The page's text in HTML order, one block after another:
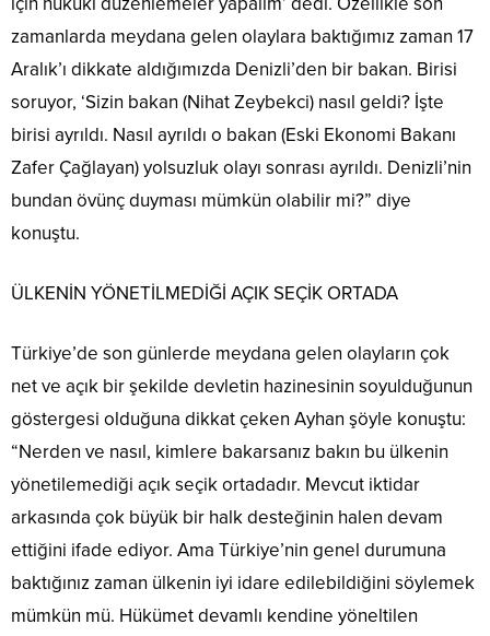
zamanlarda meydana gelen olaylara baktığımız zaman 17
Aralık’ı dikkate aldığımızda Denizli’den bir bakan. Birisi
soruyor, ‘Sizin bakan (Nihat Zeybekci) nasıl geldi? İşte
birisi ayrıldı. Nasıl ayrıldı o bakan (Eski Ekonomi Bakanı
Zafer Çağlayan) yolsuzluk olayı sonrası ayrıldı. Denizli’nin
bundan övünç duyması mümkün olabilir mi?” diye
konuştu.
ÜLKENİN YÖNETİLMEDİĞİ AÇIK SEÇİK ORTADA
Türkiye’de son günlerde meydana gelen olayların çok
net ve açık bir şekilde devletin hazinesinin soyulduğunun
göstergesi olduğuna dikkat çeken Ayhan şöyle konuştu:
“Nerden ve nasıl, kimlere bakarsanız bakın bu ülkenin
yönetilemediği açık seçik ortadadır. Mevcut iktidar
arkasında çok büyük bir halk desteğinin halen devam
ettiğini ifade ediyor. Ama Türkiye’nin genel durumuna
baktığınız zaman ülkenin iyi idare edilebildiğini söylemek
mümkün mü. Hükümet devamlı kendine yöneltilen